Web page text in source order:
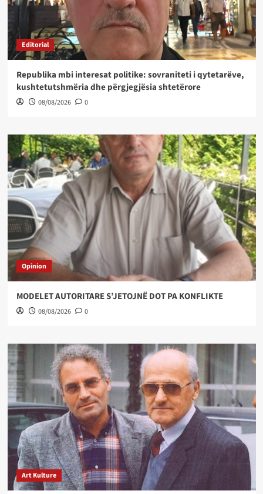
Editorial
Republika mbi interesat politike: sovraniteti i qytetarëve,
kushtetutshmëria dhe përgjegjësia shtetërore
08/08/2026 0
Opinion
MODELET AUTORITARE S’JETOJNË DOT PA KONFLIKTE
08/08/2026 0
Art Kulture